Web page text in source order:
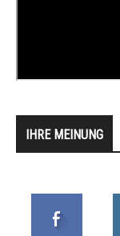
IHRE MEINUNG